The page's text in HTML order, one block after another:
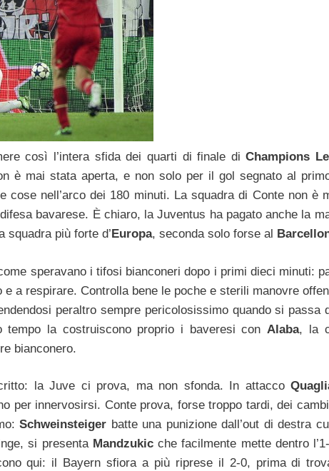
così l’intera sfida dei quarti di finale diChampions
è mai stata aperta, e non solo per il gol segnato al
cose nell’arco dei 180 minuti. La squadra di Conte non è
bavarese. È chiaro, la Juventus ha pagato anche la
squadra più forte d’ Europa, seconda solo forse al
speravano i tifosi bianconeri dopo i primi dieci minuti:
a respirare. Controlla bene le poche e sterili manovre
peraltro sempre pericolosissimo quando si passa
la costruiscono proprio i baveresi con Alaba, la
bianconero.
la Juve ci prova, ma non sfonda. In attacco
per innervosirsi. Conte prova, forse troppo tardi, dei
Schweinsteiger batte una punizione dall’out di destra
si presenta Mandzukicche facilmente mette dentro
qui: il Bayern sfiora a più riprese il 2-0, prima di